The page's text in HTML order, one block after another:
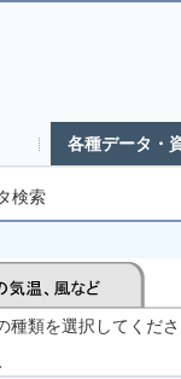
各種データ・
検索
種類を選択してくだ